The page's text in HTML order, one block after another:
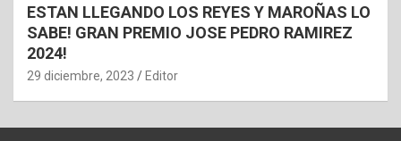
ESTAN LLEGANDO LOS REYES Y MAROÑAS LO
SABE! GRAN PREMIO JOSE PEDRO RAMIREZ
2024!
29 diciembre, 2023 Editor